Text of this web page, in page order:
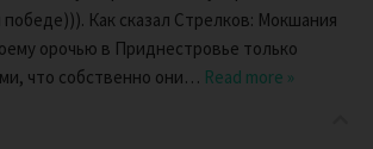
победе))). Как сказал Стрелков: Мокшания
орочью в Приднестровье только
что собственно они… Read more »